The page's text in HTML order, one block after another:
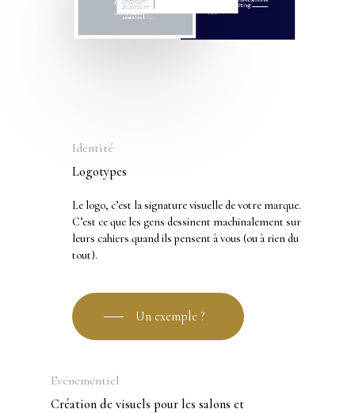
Identité
Logotypes
Le logo, c’est la signature visuelle de votre marque.
C’est ce que les gens dessinent machinalement sur
leurs cahiers quand ils pensent à vous (ou à rien du
tout).
Un exemple ?
Evénementiel
Création de visuels pour les salons et